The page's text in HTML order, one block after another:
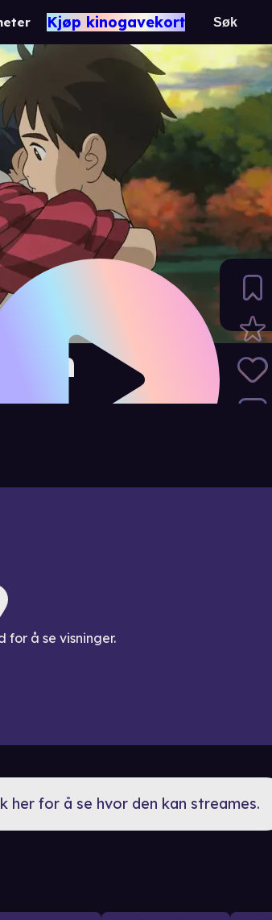
Kjøp kinogavekort
for å se visninger.
her for å se hvor den kan streames.